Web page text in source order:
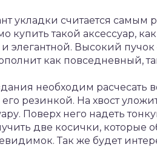
укладки считается
купить такой аксессуар,
элегантной. Высокий пучок
как повседневный,
необходим расчесать
его резинкой. На хвост
Поверх него надеть
две косички, которые
Так же будет